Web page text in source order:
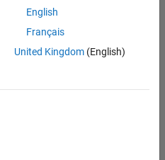
English
Français
United Kingdom(English)